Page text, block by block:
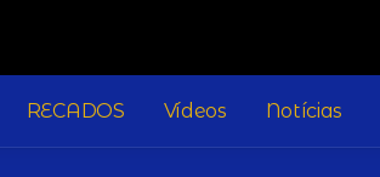
RECADOS Vídeos Notícias